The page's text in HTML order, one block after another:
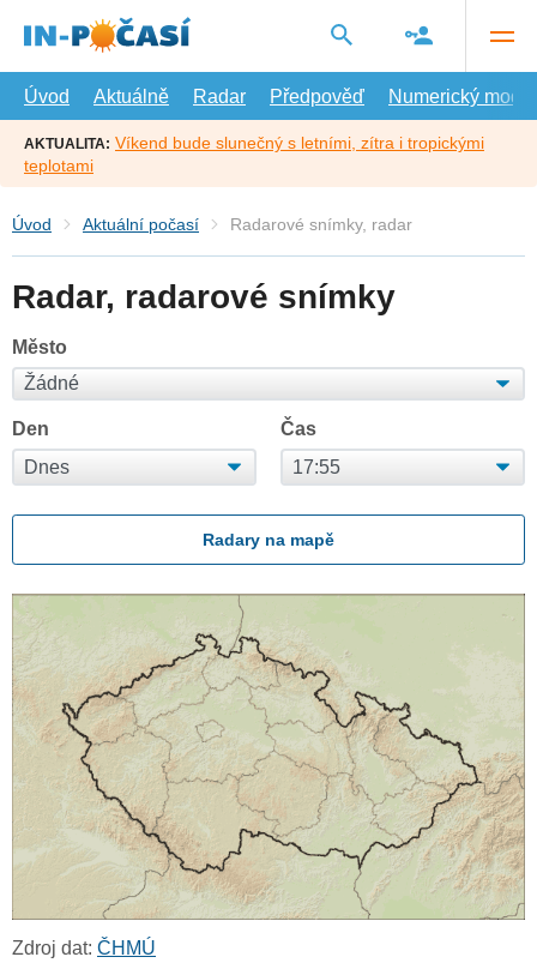
hlavní
Úvod
Aktuálně Radar Předpověď Numerický model
AKTUALITA: Víkend bude slunečný s letními, zítra i tropickými
teplotami
Úvod Aktuální počasí Radarové snímky, radar
Radar, radarové snímky
Město
Den Čas
Radary na mapě
Zdroj dat: ČHMÚ